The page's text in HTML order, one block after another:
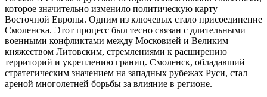
которое значительно изменило политическую карту
Восточной Европы. Одним из ключевых стало присоединение
Смоленска. Этот процесс был тесно связан с длительными
военными конфликтами между Московией и Великим
княжеством Литовским, стремлениями к расширению
территорий и укреплению границ. Смоленск, обладавший
стратегическим значением на западных рубежах Руси, стал
ареной многолетней борьбы за влияние в регионе.